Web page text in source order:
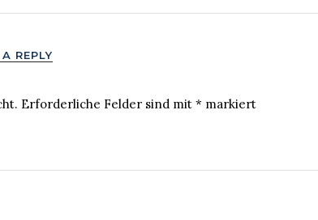
REPLY
Erforderliche Felder sind mit * markiert